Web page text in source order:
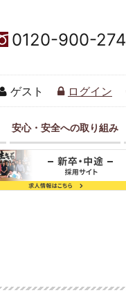
0120-900-274
ゲスト ログイン
安心・安全への取り組み